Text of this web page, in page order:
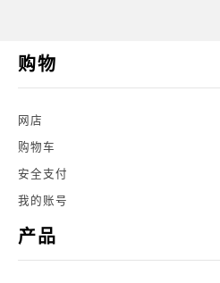
购物
网店
购物车
安全支付
我的账号
产品